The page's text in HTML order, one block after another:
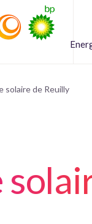
solaire de Reuilly